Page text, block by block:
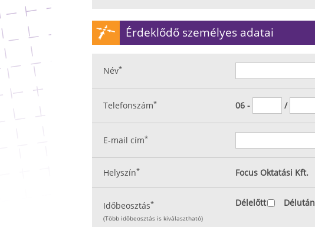
Érdeklődő személyes adatai
Név*
Telefonszám* 06 - /
E-mail cím*
Helyszín* Focus Oktatási Kft.
Időbeosztás*
(Több időbeosztás is kiválasztható)
Délelőtt Délután